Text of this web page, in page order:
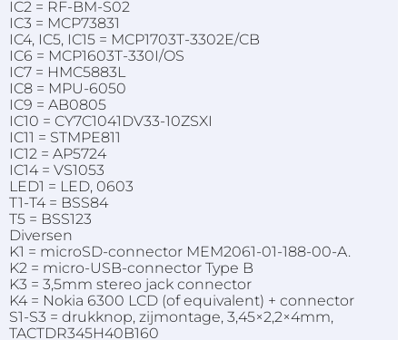
IC2 = RF-BM-S02
IC3 = MCP73831
IC4, IC5, IC15 = MCP1703T-3302E/CB
IC6 = MCP1603T-330I/OS
IC7 = HMC5883L
IC8 = MPU-6050
IC9 = AB0805
IC10 = CY7C1041DV33-10ZSXI
IC11 = STMPE811
IC12 = AP5724
IC14 = VS1053
LED1 = LED, 0603
T1-T4 = BSS84
T5 = BSS123
Diversen
K1 = microSD-connector MEM2061-01-188-00-A.
K2 = micro-USB-connector Type B
K3 = 3,5mm stereo jack connector
K4 = Nokia 6300 LCD (of equivalent) + connector
S1-S3 = drukknop, zijmontage, 3,45×2,2×4mm,
TACTDR345H40B160